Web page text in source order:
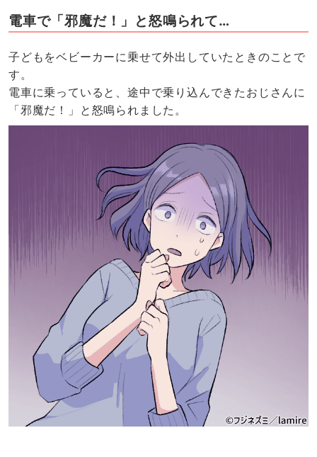
電車で「邪魔だ！」と怒鳴られて…
子どもをベビーカーに乗せて外出していたときのことで
す。
電車に乗っていると、途中で乗り込んできたおじさんに
「邪魔だ！」と怒鳴られました。